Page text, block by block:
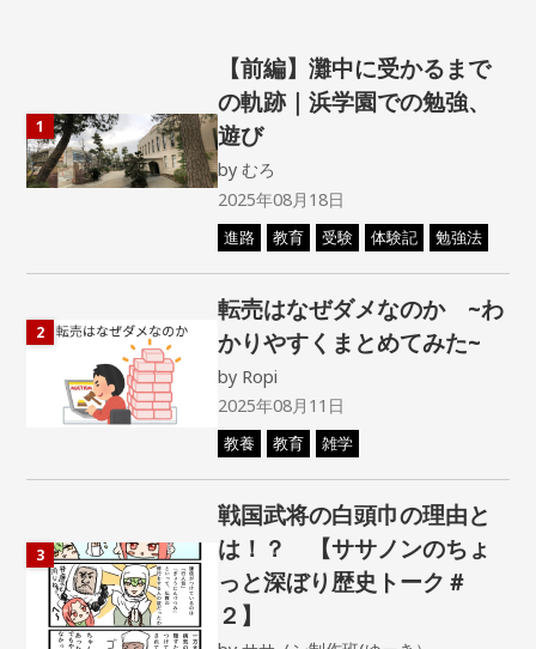
1
【前編】灘中に受かるまで
の軌跡｜浜学園での勉強、
遊び
byむろ
2025年08月18日
進路 教育 受験 体験記 勉強法
2
転売はなぜダメなのか ~わ
かりやすくまとめてみた~
by Ropi
2025年08月11日
教養 教育 雑学
3
戦国武将の白頭巾の理由と
は！？ 【ササノンのちょ
っと深ぼり歴史トーク＃
２】